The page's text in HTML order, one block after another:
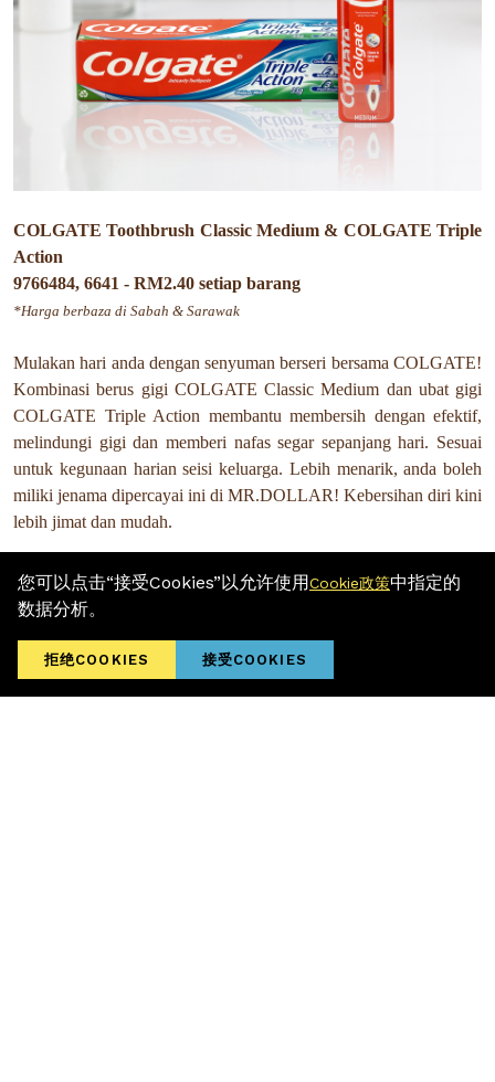
COLGATE Toothbrush Classic Medium & COLGATE Triple
Action
9766484, 6641 - RM2.40 setiap barang
*Harga berbaza di Sabah & Sarawak
Mulakan hari anda dengan senyuman berseri bersama COLGATE!
Kombinasi berus gigi COLGATE Classic Medium dan ubat gigi
COLGATE Triple Action membantu membersih dengan efektif,
melindungi gigi dan memberi nafas segar sepanjang hari. Sesuai
untuk kegunaan harian seisi keluarga. Lebih menarik, anda boleh
miliki jenama dipercayai ini di MR.DOLLAR! Kebersihan diri kini
lebih jimat dan mudah.
sini!
您可以点击“接受Cookies”以允许使用Cookie政策中指定的
数据分析。
拒绝COOKIES 接受COOKIES